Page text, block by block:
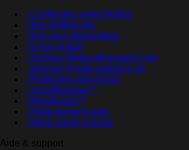
- Configurez votre MyBox
- Nos MyBox pro
- Nos jeux disponibles
- Essai gratuit
- Serveur Minecraft gratuit à vie
- Serveur Hytale gratuit à vie
- Protection anti-DDoS
- SmartBackup™
- MineBoard™
- Hébergement web
- Notre guide d'achat
Aide & support